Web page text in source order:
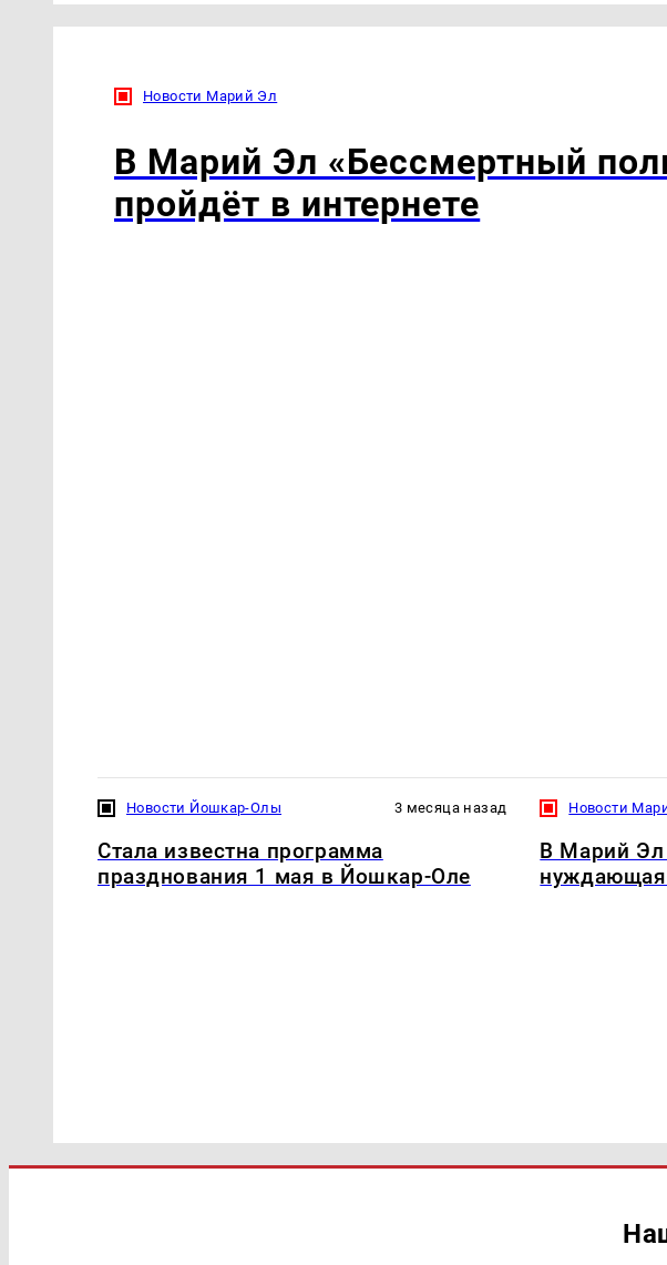
Новости Марий Эл
В Марий Эл «Бессмертный
пройдёт в интернете
Новости Йошкар-Олы 3 месяца назад
Стала известна программа
празднования 1 мая в Йошкар-Оле
Новости
В Марий Эл